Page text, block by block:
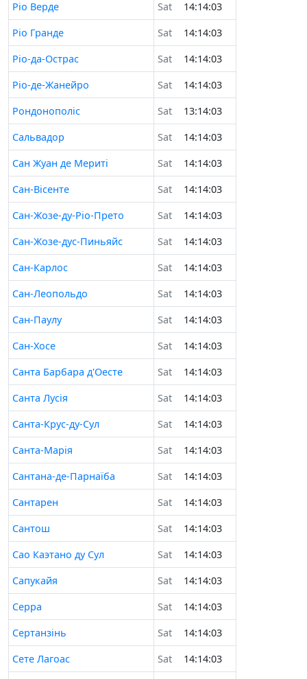
Ріо Верде Sat
14:14:03
Ріо Гранде
Sat
14:14:03
Ріо-да-Острас
Sat
14:14:03
Ріо-де-Жанейро
Sat
14:14:03
Рондонополіс
Sat
13:14:03
Сальвадор
Sat
14:14:03
Сан Жуан де Мериті
Sat
14:14:03
Сан-Вісенте
Sat
14:14:03
Сан-Жозе-ду-Ріо-Прето
Sat
14:14:03
Сан-Жозе-дус-Пиньяйс
Sat
14:14:03
Сан-Карлос
Sat
14:14:03
Сан-Леопольдо
Sat
14:14:03
Сан-Паулу
Sat
14:14:03
Сан-Хосе
Sat
14:14:03
Санта Барбара д'Оесте
Sat
14:14:03
Санта Лусія
Sat
14:14:03
Санта-Крус-ду-Сул
Sat
14:14:03
Санта-Марія
Sat
14:14:03
Сантана-де-Парнаїба
Sat
14:14:03
Сантарен
Sat
14:14:03
Сантош
Sat
14:14:03
Сао Каэтано ду Сул
Sat
14:14:03
Сапукайя
Sat
14:14:03
Серра
Sat
14:14:03
Сертанзінь
Sat
14:14:03
Сете Лагоас
Sat
14:14:03